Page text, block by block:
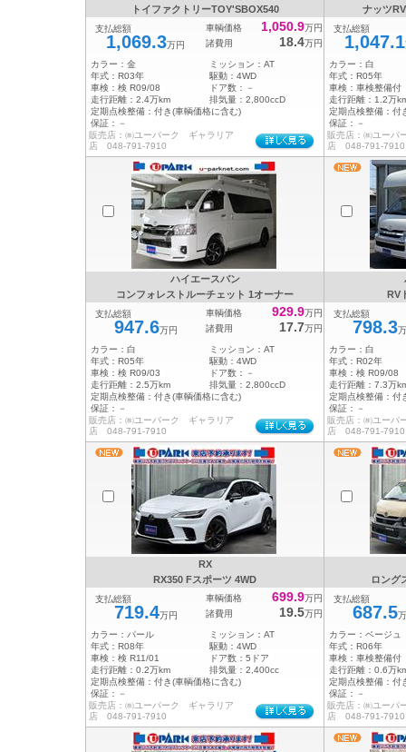
トイファクトリーTOY'SBOX540
支払総額
1,069.3万円
車輌価格 1,050.9万円
諸費用
18.4万円
カラー： 金 ミッション： AT
年式： R03年 駆動： 4WD
車検： 検 R09/08 ドア数：
－
走行距離： 2.4万km 排気量： 2,800ccD
定期点検整備： 付き(車輌価格に含む)
保証：
－
販売店：㈱ユーパーク ギャラリア
店 048-791-7910
ナッツ
支払総額
1,047.1
カラー： 白
年式： R05年
車検： 車検整備付
走行距離： 1.2万
定期点検整備： 付
保証：
－
販売店：㈱ユー
店 048-791-7910
ハイエースバン
コンフォレストルーチェット 1オーナー
支払総額
947.6万円
車輌価格 929.9万円
諸費用
17.7万円
カラー： 白 ミッション： AT
年式： R05年 駆動： 4WD
車検： 検 R09/03 ドア数：
－
走行距離： 2.5万km 排気量： 2,800ccD
定期点検整備： 付き(車輌価格に含む)
保証：
－
販売店：㈱ユーパーク ギャラリア
店 048-791-7910
RV
支払総額
798.3
カラー： 白
年式： R02年
車検： 検 R09/08
走行距離： 7.3万
定期点検整備： 付
保証：
－
販売店：㈱ユー
店 048-791-7910
RX
RX350 Fスポーツ 4WD
支払総額
719.4万円
車輌価格 699.9万円
諸費用
19.5万円
カラー： パール ミッション： AT
年式： R08年 駆動： 4WD
車検： 検 R11/01 ドア数： 5ドア
走行距離： 0.2万km 排気量： 2,400cc
定期点検整備： 付き(車輌価格に含む)
保証：
－
販売店：㈱ユーパーク ギャラリア
店 048-791-7910
ロング
支払総額
687.5
カラー： ベージュ
年式： R06年
車検： 車検整備付
走行距離： 0.6万
定期点検整備： 付
保証：
－
販売店：㈱ユー
店 048-791-7910